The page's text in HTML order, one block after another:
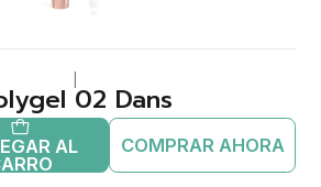
02 Dans
AL
COMPRAR AHORA